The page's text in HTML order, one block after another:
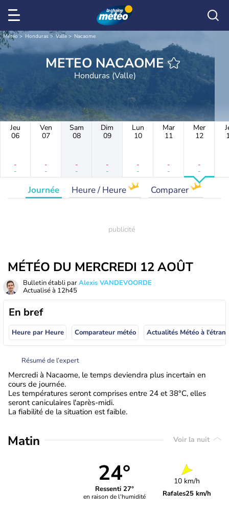
Météo Honduras Valle Nacaome
METEO NACAOME
Honduras (Valle)
Jeu
06
-
-
Ven
07
-
-
Sam
08
-
-
Dim
09
-
-
Lun
10
-
-
Mar
11
-
-
Mer
12
-
-
Journée Heure / Heure Comparer
MÉTÉO DU MERCREDI 12 AOÛT
Bulletin établi parAlexis VANDEVOORDE
Actualisé à 12h45
En bref
Heure par Heure Comparateur météo
Résumé de l’expert
Mercredi à Nacaome, le temps deviendra plus incertain en
cours de journée.
Les températures seront comprises entre 24 et 38°C, elles
seront caniculaires l'après-midi.
La fiabilité de la situation est faible.
Matin Voir la nuit
24°
Ressenti 27°
en raison de l'humidité
10 km/h
Rafales25 km/h